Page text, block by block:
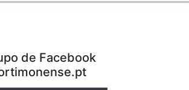
de Facebook